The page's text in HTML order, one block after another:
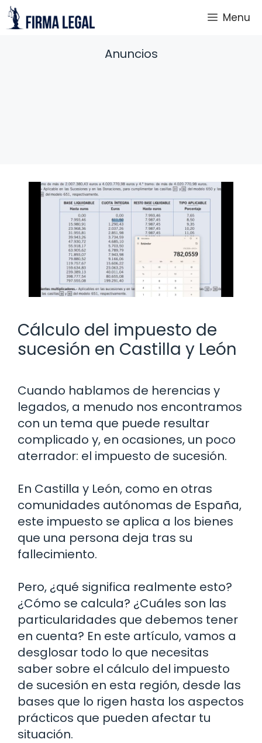
Saltar
al
Menu
Anuncios
Cálculo del impuesto de
sucesión en Castilla y León
Cuando hablamos de herencias y
legados, a menudo nos encontramos
con un tema que puede resultar
complicado y, en ocasiones, un poco
aterrador: el impuesto de sucesión.
En Castilla y León, como en otras
comunidades autónomas de España,
este impuesto se aplica a los bienes
que una persona deja tras su
fallecimiento.
Pero, ¿qué significa realmente esto?
¿Cómo se calcula? ¿Cuáles son las
particularidades que debemos tener
en cuenta? En este artículo, vamos a
desglosar todo lo que necesitas
saber sobre el cálculo del impuesto
de sucesión en esta región, desde las
bases que lo rigen hasta los aspectos
prácticos que pueden afectar tu
situación.